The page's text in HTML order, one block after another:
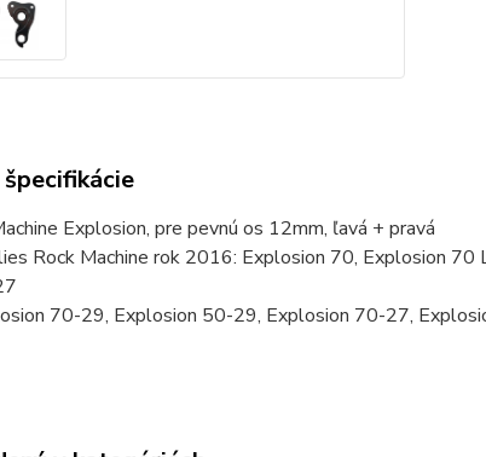
Explosion, pre pevnú os 12mm, ľavá + pravá
Rock Machine rok 2016: Explosion 70, Explosion
70-29, Explosion 50-29, Explosion 70-27,